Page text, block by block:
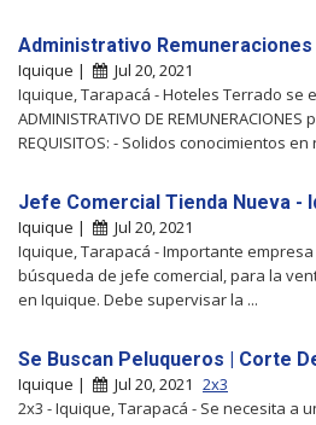
Administrativo Remuneraciones
Iquique |
Jul 20, 2021
Iquique, Tarapacá - Hoteles Terrado se
ADMINISTRATIVO DE
REQUISITOS: - Solidos conocimientos en
Jefe Comercial Tienda Nueva -
Iquique |
Jul 20, 2021
Iquique, Tarapacá - Importante
búsqueda de jefe comercial, para la
en Iquique. Debe supervisar la ...
Se Buscan Peluqueros | Corte
Iquique | Jul 20, 2021 2x3
2x3 - Iquique, Tarapacá - Se necesita a